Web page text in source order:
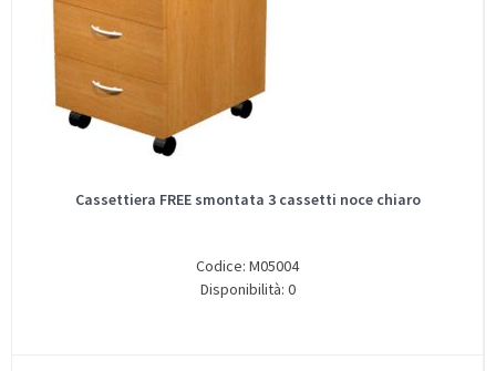
Cassettiera FREE smontata 3 cassetti noce chiaro
Codice: M05004
Disponibilità: 0